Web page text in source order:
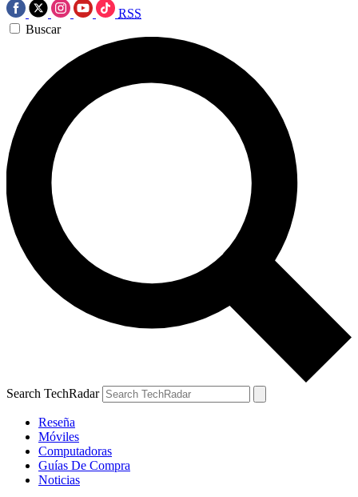
RSS
Buscar
Search TechRadar
Reseña
Móviles
Computadoras
Guías De Compra
Noticias